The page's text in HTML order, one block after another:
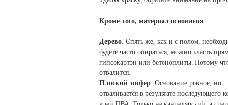
Кроме того, материал основания
Дерево . Опять же, как и с полом,
будете часто опираться, можно класть
гипсокартон или бетоноплиты. Потому
отвалится.
Плоский шифер . Основание ровное,
отваливается в результате